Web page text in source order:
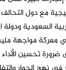
مع دول
السعودية ودولة
معركة مواجهة
ضرورة تحسين